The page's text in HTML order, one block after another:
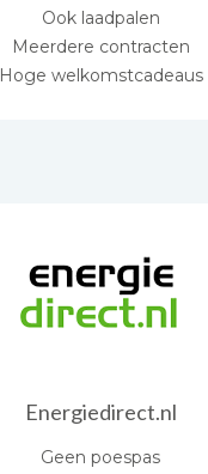
Ook laadpalen
Meerdere contracten
Hoge welkomstcadeaus
Energiedirect.nl
Geen poespas